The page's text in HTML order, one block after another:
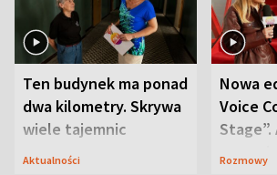
Ten budynek ma ponad
dwa kilometry. Skrywa
wiele tajemnic
Aktualności
Nowa
Voice
Stage”.
Rozmowy